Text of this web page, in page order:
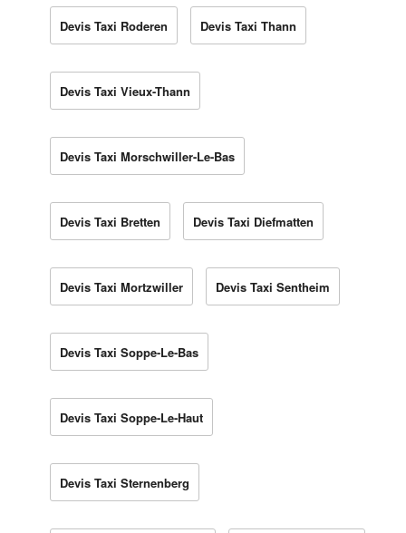
Devis Taxi Roderen Devis Taxi Thann
Devis Taxi Vieux-Thann
Devis Taxi Morschwiller-Le-Bas
Devis Taxi Bretten Devis Taxi Diefmatten
Devis Taxi Mortzwiller Devis Taxi Sentheim
Devis Taxi Soppe-Le-Bas
Devis Taxi Soppe-Le-Haut
Devis Taxi Sternenberg